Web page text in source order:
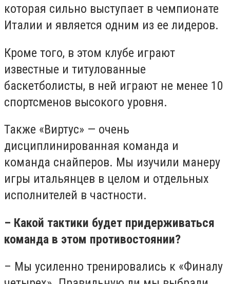
которая сильно выступает в чемпионате
Италии и является одним из ее лидеров.
Кроме того, в этом клубе играют
известные и титулованные
баскетболисты, в ней играют не менее 10
спортсменов высокого уровня.
Также «Виртус» — очень
дисциплинированная команда и
команда снайперов. Мы изучили манеру
игры итальянцев в целом и отдельных
исполнителей в частности.
– Какой тактики будет придерживаться
команда в этом противостоянии?
– Мы усиленно тренировались к «Финалу